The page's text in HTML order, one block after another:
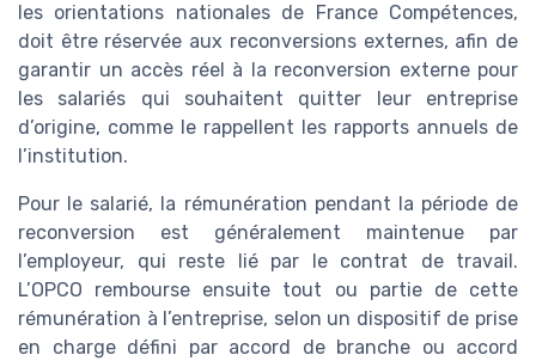
les orientations nationales de France Compétences,
doit être réservée aux reconversions externes, afin de
garantir un accès réel à la reconversion externe pour
les salariés qui souhaitent quitter leur entreprise
d’origine, comme le rappellent les rapports annuels de
l’institution.
Pour le salarié, la rémunération pendant la période de
reconversion est généralement maintenue par
l’employeur, qui reste lié par le contrat de travail.
L’OPCO rembourse ensuite tout ou partie de cette
rémunération à l’entreprise, selon un dispositif de prise
en charge défini par accord de branche ou accord